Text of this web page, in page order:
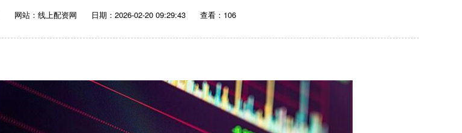
网站：线上配资网 日期：2026-02-20 09:29:43 查看：106